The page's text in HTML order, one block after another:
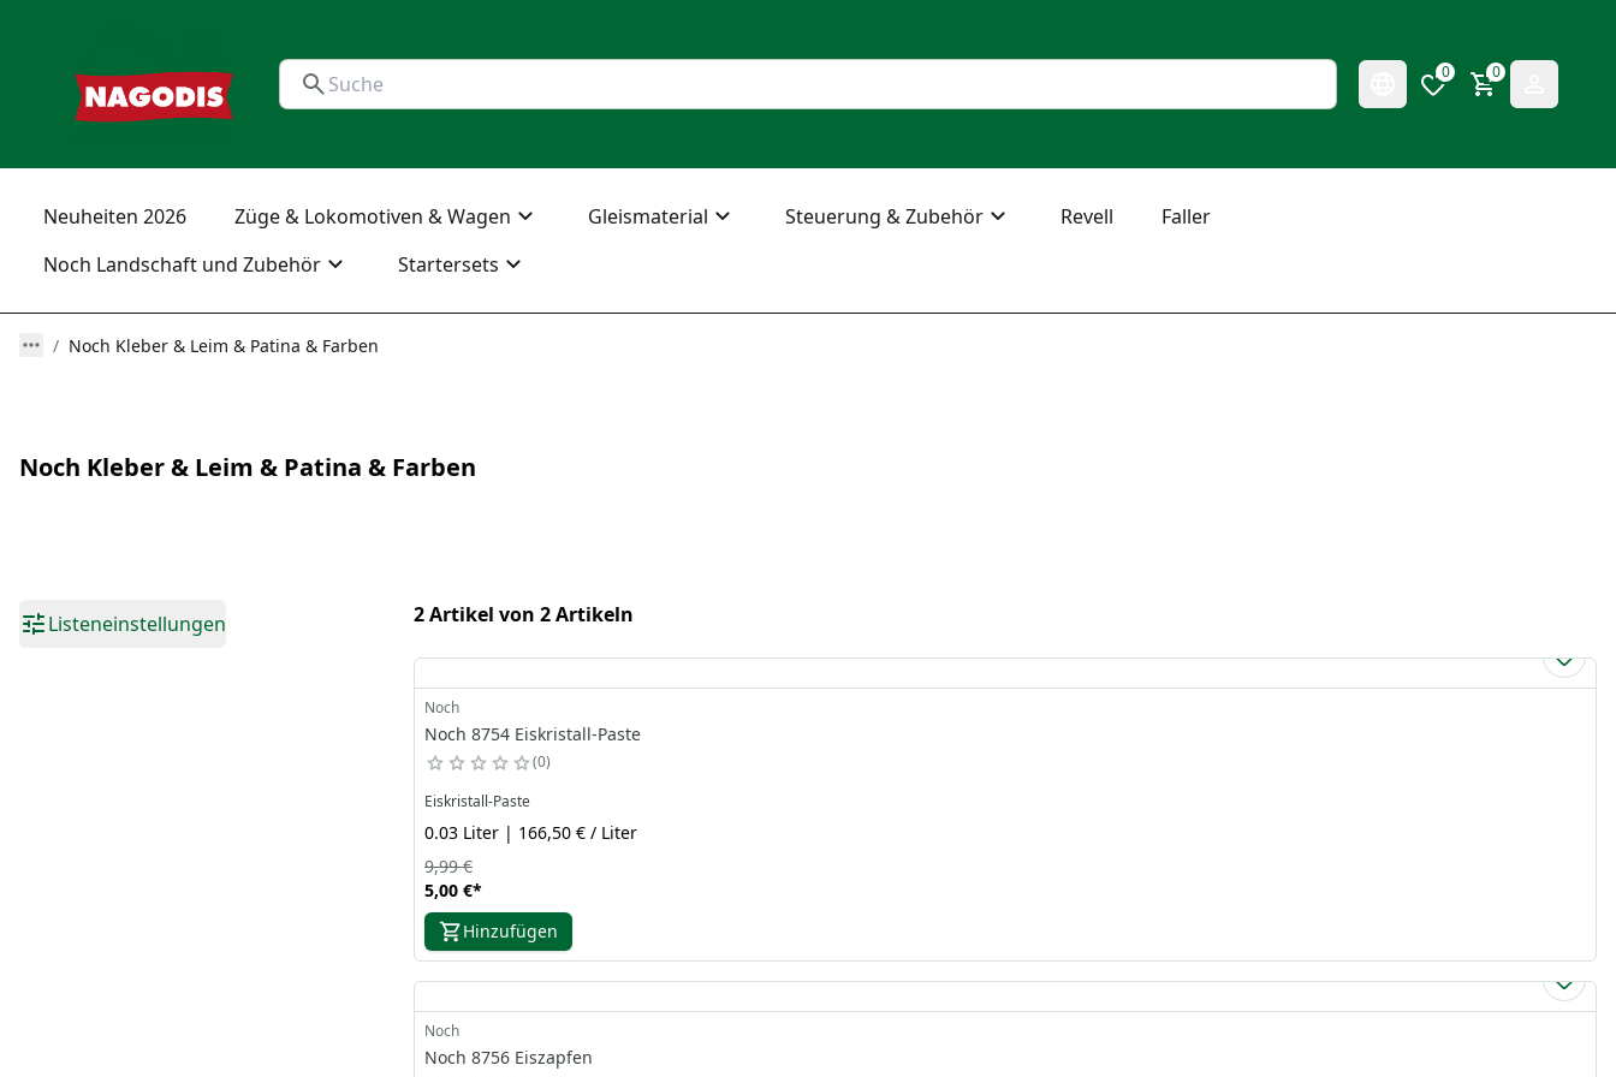
0 0
Neuheiten 2026 Züge & Lokomotiven & Wagen Gleismaterial Steuerung & Zubehör Revell
Faller
Noch Landschaft und Zubehör
Startersets
Noch Kleber & Leim & Patina & Farben
Noch Kleber & Leim & Patina & Farben
Listeneinstellungen 2 Artikel von 2 Artikeln
Noch
Noch 8754 Eiskristall-Paste
0
Eiskristall-Paste
0.03 Liter | 166,50 € / Liter
5,00 €*
9,99 €
Hinzufügen
Noch
Noch 8756 Eiszapfen